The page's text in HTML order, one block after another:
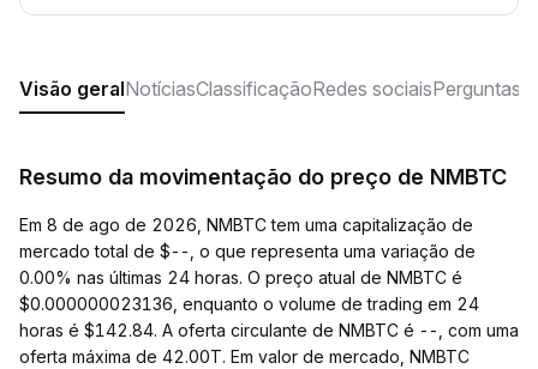
Visão geralNotíciasClassificaçãoRedes sociaisPerguntas
Resumo da movimentação do preço de NMBTC
Em 8 de ago de 2026, NMBTC tem uma capitalização de
mercado total de $--, o que representa uma variação de
0.00% nas últimas 24 horas. O preço atual de NMBTC é
$0.000000023136, enquanto o volume de trading em 24
horas é $142.84. A oferta circulante de NMBTC é --, com uma
oferta máxima de 42.00T. Em valor de mercado, NMBTC